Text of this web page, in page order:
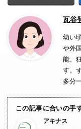
瓦谷
幼い
や外
能、
す。
多分
この記事に合いの手
アキナス